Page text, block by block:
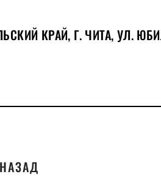
КРАЙ, Г. ЧИТА, УЛ.
НАЗАД